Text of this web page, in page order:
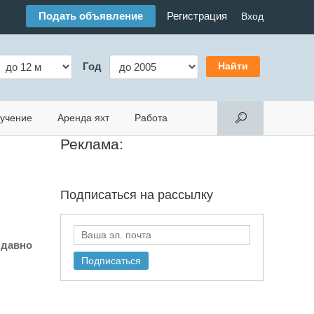
Подать объявление Регистрация Вход
Год
Аренда яхт Работа
Реклама:
Подписаться на рассылку